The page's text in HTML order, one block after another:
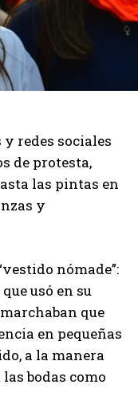
redes sociales
de protesta,
las pintas en
y
nómade”:
usó en su
que
en pequeñas
a la manera
bodas como